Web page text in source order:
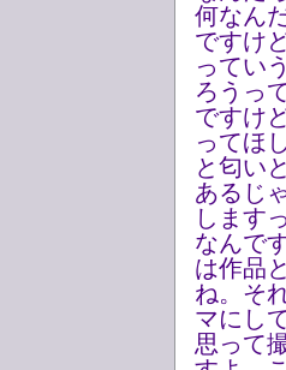
何なん
ですけ
ってい
ろうっ
ですけ
ってほ
と匂い
あるじ
します
なんで
は作品
ね。そ
マにし
思って